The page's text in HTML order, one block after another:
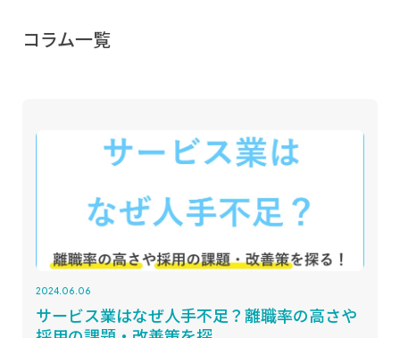
コラム一覧
2024.06.06
サービス業はなぜ人手不足？離職率の高さや